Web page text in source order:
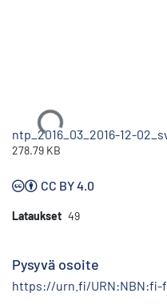
Ladataan...
ntp_2016_03_2016-12-
278.79 KB
CC BY 4.0
Lataukset 49
Pysyvä osoite
https://urn.fi/URN:NBN:fi-